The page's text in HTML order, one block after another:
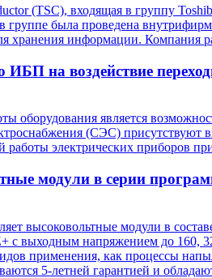
(TSC), входящая в группу
была проведена
хранения информации. Компания
ИБП на воздействие
оборудования является
(СЭС)
работы электрических приборов
модули в серии
высоковольтные модули в
с выходным напряжением до 160,
применения, как процессы
5-летней гарантией и